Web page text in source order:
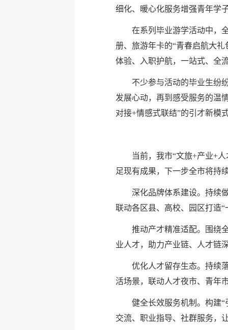
细化、暖心化服务增强青年学
在系列毕业游学活动中，
册、旅游年卡的“青春启航大
体验、入职护航，一站式、全
不少参与活动的毕业生纷
发展心动，再到感受服务的温
对接+情感式联结”的引才新模
当前，我市“文旅+产业+
足现有成果，下一步全市将持
深化品牌体系建设。持续
联动各区县、高校、园区打造
推动产才精准适配。围绕
业人才，助力产业链、人才链
优化人才留存生态。持续
活场景，联动人才夜市、青年
健全长效服务机制。构建
交流、职业指导、社群服务，